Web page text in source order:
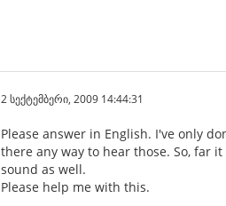
2 სექტემბერი, 2009 14:44:31
Please answer in English. I've only
there any way to hear those. So, far
sound as well.
Please help me with this.